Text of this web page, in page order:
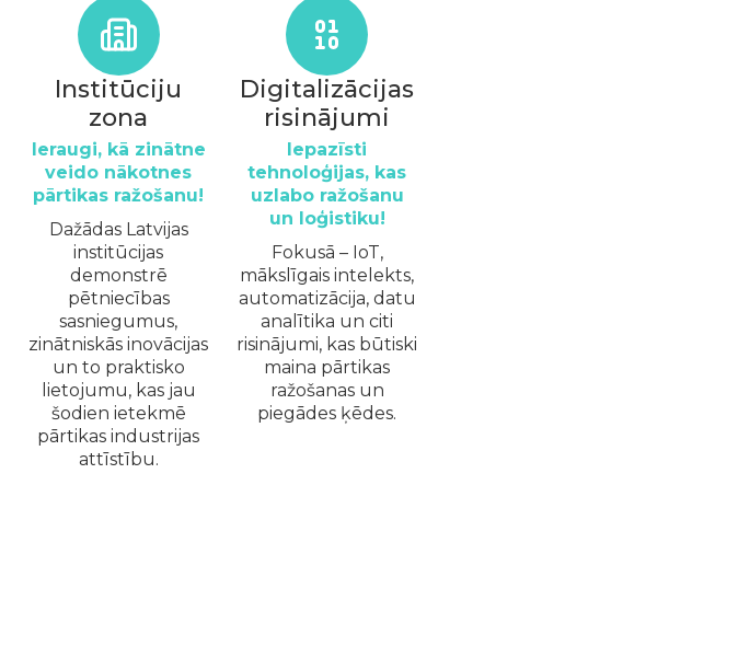
Institūciju
zona
Ieraugi, kā zinātne
veido nākotnes
pārtikas ražošanu!
Dažādas Latvijas
institūcijas
demonstrē
pētniecības
sasniegumus,
zinātniskās inovācijas
un to praktisko
lietojumu, kas jau
šodien ietekmē
pārtikas industrijas
attīstību.
Digitalizācijas
risinājumi
Iepazīsti
tehnoloģijas, kas
uzlabo ražošanu
un loģistiku!
Fokusā – IoT,
mākslīgais intelekts,
automatizācija, datu
analītika un citi
risinājumi, kas būtiski
maina pārtikas
ražošanas un
piegādes ķēdes.